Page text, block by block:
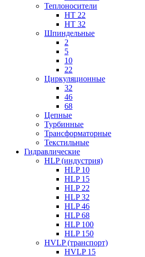
Теплоносители
HT 22
HT 32
Шпиндельные
2
5
10
22
Циркуляционные
32
46
68
Цепные
Турбинные
Трансформаторные
Текстильные
Гидравлические
HLP (индустрия)
HLP 10
HLP 15
HLP 22
HLP 32
HLP 46
HLP 68
HLP 100
HLP 150
HVLP (транспорт)
HVLP 15